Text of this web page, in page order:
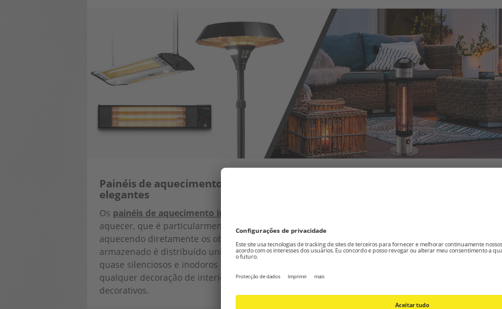
Painéis de aquecimento infravermelho: Soluções de aquecimento eficientes e
elegantes
Os painéis de aquecimento infravermelho
aquecer, que é particularmente ecológica e eficiente. Eles funcionam com o princípio da luz solar,
aquecendo diretamente os objetos na sala. Isso significa que o ar não é aquecido, e o calor
armazenado é distribuído uniformemente pelo ambiente. Esses painéis de aquecimento são
quase silenciosos e inodoros e, graças ao seu design plano, se integram harmoniosamente em
qualquer decoração de interiores. Podem até ser personalizados e usados como elementos
decorativos.